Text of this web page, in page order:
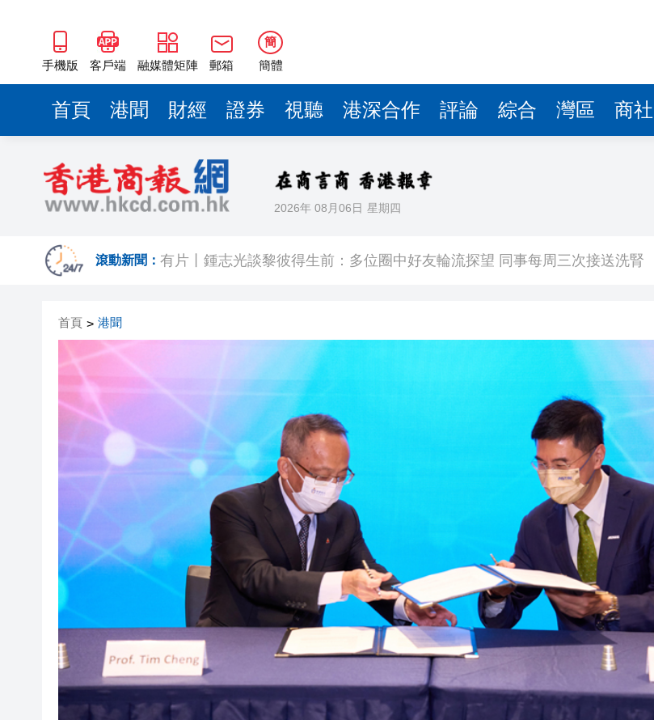
手機版 客戶端 融媒體矩陣 郵箱
簡
簡體
首頁 港聞 財經 證券 視聽 港深合作 評論 綜合 灣區 商社
2026年 08月06日 星期四
滾動新聞： 有片丨鍾志光談黎彼得生前：多位圈中好友輪流探望 同事每周三次接送洗腎
有片｜黎彼得離世未留遺言 兒子陪伴至最後一刻 家人冀低調處理後事
工銀亞洲完成首筆LNG跨境通人民幣結算交易 結算周期由數日縮減至分鐘計算
有片丨新蒲崗唐樓樓梯間驚現群鼠亂舞 網友調侃是「新蒲崗老鼠樂園」
太古地產料本港寫字樓下半年負續租租金比率收窄 太古廣場明年轉正
首頁 > 港聞